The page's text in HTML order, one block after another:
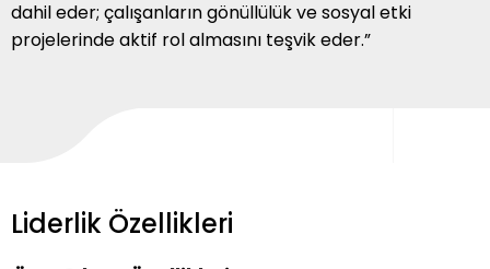
dahil eder; çalışanların gönüllülük ve sosyal etki
projelerinde aktif rol almasını teşvik eder.”
Liderlik Özellikleri